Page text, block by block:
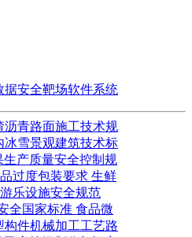
据安全靶场软件系统
沥青路面施工技术规
冰雪景观建筑技术标
生产质量安全控制规
过度包装要求 生鲜
乐设施安全规范
全国家标准 食品微
构件机械加工工艺路